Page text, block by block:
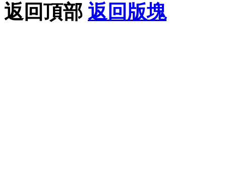
返回頂部 返回版塊